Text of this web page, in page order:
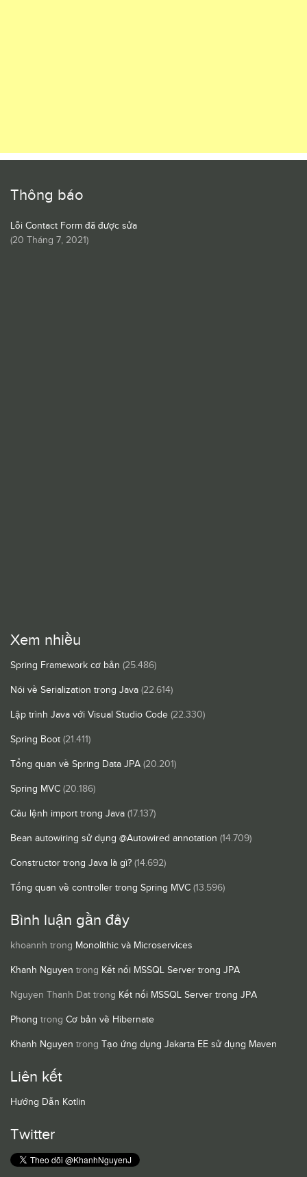
Thông báo
Lỗi Contact Form đã được sửa
(20 Tháng 7, 2021)
Xem nhiều
Spring Framework cơ bản (25.486)
Nói về Serialization trong Java (22.614)
Lập trình Java với Visual Studio Code (22.330)
Spring Boot (21.411)
Tổng quan về Spring Data JPA (20.201)
Spring MVC (20.186)
Câu lệnh import trong Java (17.137)
Bean autowiring sử dụng @Autowired annotation (14.709)
Constructor trong Java là gì? (14.692)
Tổng quan về controller trong Spring MVC (13.596)
Bình luận gần đây
khoannh trong Monolithic và Microservices
Khanh Nguyen trong Kết nối MSSQL Server trong JPA
Nguyen Thanh Dat trong Kết nối MSSQL Server trong JPA
Phong trong Cơ bản về Hibernate
Khanh Nguyen trong Tạo ứng dụng Jakarta EE sử dụng Maven
Liên kết
Hướng Dẫn Kotlin
Twitter